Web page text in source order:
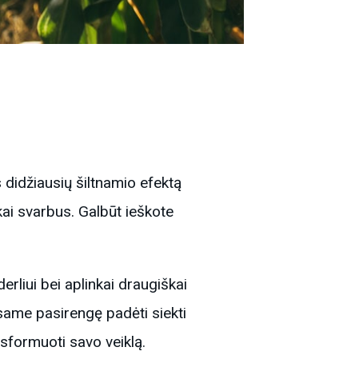
didžiausių šiltnamio efektą
svarbus. Galbūt ieškote
bei aplinkai draugiškai
pasirengę padėti siekti
savo veiklą.